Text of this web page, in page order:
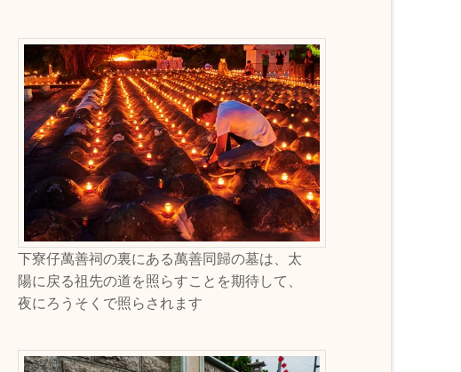
下寮仔萬善祠の裏にある萬善同歸の墓は、太
陽に戻る祖先の道を照らすことを期待して、
夜にろうそくで照らされます